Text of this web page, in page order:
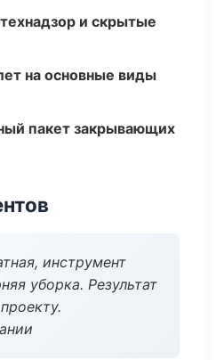
и скрытые
на основные виды
пакет закрывающих
инструмент
уборка. Результат